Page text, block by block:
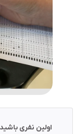
اولین نفری